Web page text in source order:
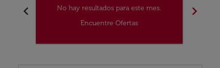
chevron_left
No hay resultados para este mes.
Encuentre Ofertas
chevron_right